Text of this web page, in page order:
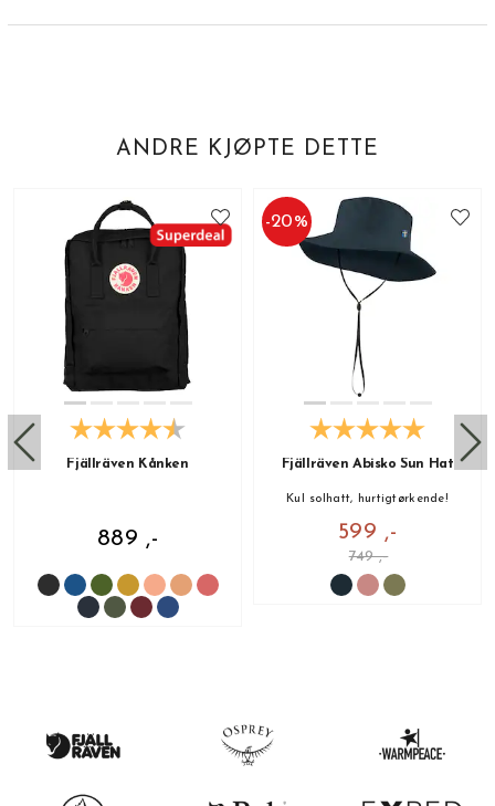
ANDRE KJØPTE DETTE
Fjällräven Kånken
889 ,-
-20%
Fjällräven Abisko Sun Hat
Kul solhatt, hurtigtørkende!
599 ,-
749 ,-